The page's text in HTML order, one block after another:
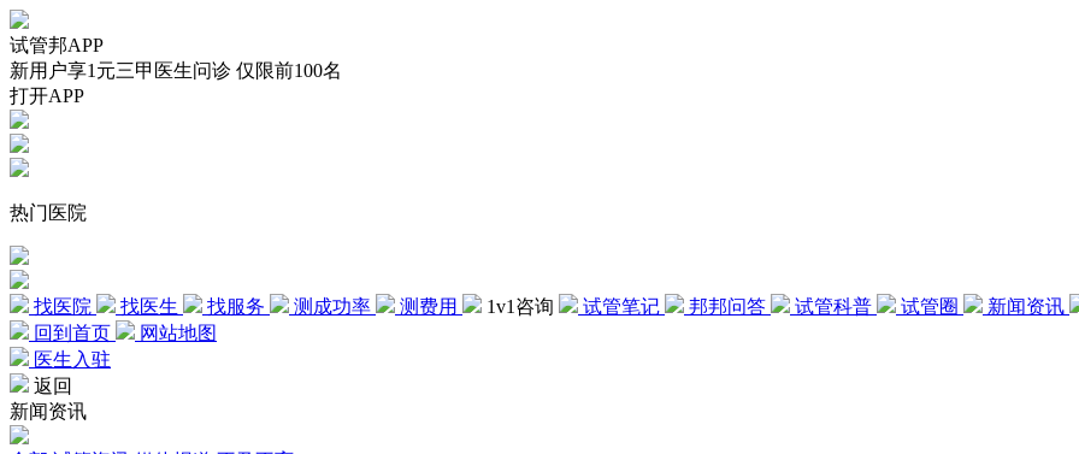
试管邦APP
新用户享1元三甲医生问诊 仅限前100名
打开APP
热门医院
找医院 找医生 找服务 测成功率 测费用 1v1咨询 试管笔记 邦邦问答 试管科普 试管圈
新闻资讯
回到首页
网站地图
医生入驻
返回
新闻资讯